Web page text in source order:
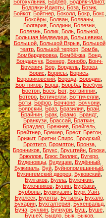
Богохульник Бодлер Бодряк-Идиот,
Бодряки-Идиоты, Боза, Бозик,
Бойкот, Бойтнер, Боколл, Бокр, Бокс
Боксёры, Болван, Болваны,
Болгария, Болдини, Болезни,
Болезнь, Болик, Боль, Больной,
Большая Медведица Большевики
Большой, Большой Взрыв, Большой
театр Большой террор Бомба
Бомбардировка, Бомбёжка, Бонд,
Бондарчук, Боннер, Бонобо, Бонч-
Бруевич
Бор, Бордель, Борец,
Борис
Борисы Борись
Боровиковский Борода Бородин
Бортников Борщ Борьба Босбум
Бостон Босх Бот, Ботвинник
Ботеро Ботичелли Боттичелли
Боты, Бофор, Боччоне, Боччони,
Боярский Браз Бразилия Брай
Брайнин Брак Брамс Брандт,
Бранкузи Брассай Браткин
Браудер, Брежнев, Брейгель,
Брейтнер, Бремер, Брест, Бретон,
Брижит, Бритни Спирс Бродский
Брозтито, Бромптон, Бронза,
Бронников Брукс Бруштейн Брюки
Брюллов Брюс Виллис Бугеро
Буденовцы, Будущее, Будённый,
Буживаль Буй Буйнопомешанный
Букингемский дворец Буковский
Булгаков Булла Булочкин
Булочников Бунин Бурбаки
Бурбоны Буржуазия Бурк-Уайт,
Бурлеск, Буряты, Бутылка, Бухало,
Бухарин, Бухгалтерия, Бухенвальд,
Буча Бучкин Бучкури Буш Буше
БушеХ, Быдло, Бык, Быков,